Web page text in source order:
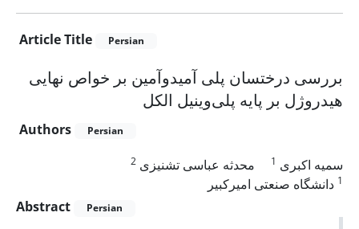
Article Title Persian
بررسی درختسان پلی آمیدوآمین بر خواص نهایی
هیدروژل بر پایه پلی‌وینیل الکل
Authors Persian
سمیه اکبری 1 محدثه عباسی تشنیزی 2
1 دانشگاه صنعتی امیرکبیر
Abstract
Persian